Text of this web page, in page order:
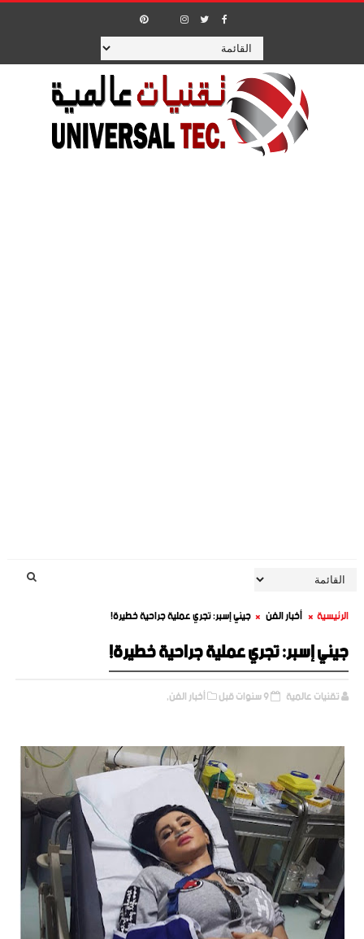
الرئيسية أخبار الفن جيني إسبر: تجري عملية جراحية خطيرة!
جيني إسبر: تجري عملية جراحية خطيرة!
تقنيات عالمية 9 سنوات قبل أخبار الفن,